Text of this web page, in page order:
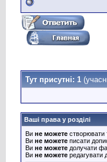
Тут присутні: 1
Ваші права у розділі
Ви не можете створювати
Ви не можете писати
Ви не можете долучати
Ви не можете редагувати